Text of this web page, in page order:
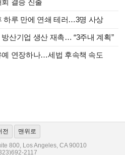
결승 진출
하루 만에 연쇄 테러…3명 사상
산기업 생산 재촉… “3주내 계획”
연장하나…세법 후속책 속도
전
맨위로
800, Los Angeles, CA 90010
2117